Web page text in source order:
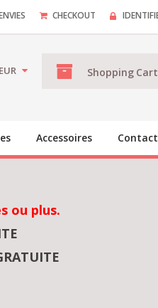
CHECKOUT
Shopping
EUR
Accessoires
ou plus.